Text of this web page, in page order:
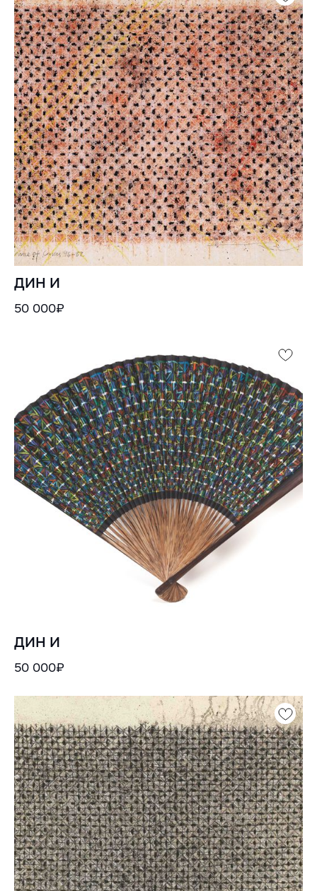
ДИН И
50 000₽
ДИН И
50 000₽